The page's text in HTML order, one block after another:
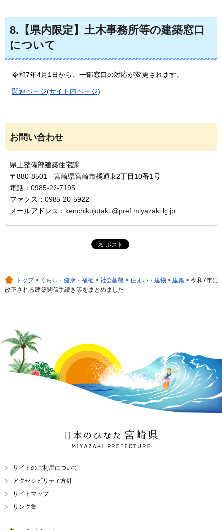
8.【県内限定】土木事務所等の建築窓口
について
令和7年4月1日から、一部窓口の対応が変更されます。
関連ページ(サイト内ページ)
お問い合わせ
県土整備部建築住宅課
〒880-8501 宮崎県宮崎市橘通東2丁目10番1号
電話： 0985-26-7195
ファクス：0985-20-5922
メールアドレス： kenchikujutaku@pref.miyazaki.lg.jp
トップ> くらし・健康・福祉 > 社会基盤 > 住まい・建物 > 建築 > 令和7年に
改正される建築関係手続き等をまとめました
日本のひなた 宮崎県
MIYAZAKI PREFECTURE
サイトのご利用について
アクセシビリティ方針
サイトマップ
リンク集